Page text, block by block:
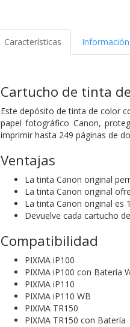
Características Información
Cartucho de tinta
Este depósito de tinta de color
papel fotográfico Canon,
imprimir hasta 249 páginas de
Ventajas
La tinta Canon original
La tinta Canon original
La tinta Canon original es
Devuelve cada cartucho
Compatibilidad
PIXMA iP100
PIXMA iP100 con Batería
PIXMA iP110
PIXMA iP110 WB
PIXMA TR150
PIXMA TR150 con Batería